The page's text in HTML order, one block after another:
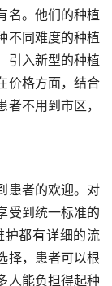
名。他们的种植
不同难度的种植
引入新型的种植
价格方面，结合
不用到市区，
患者的欢迎。对
受到统一标准的
护都有详细的流
择，患者可以根
人能负担得起种